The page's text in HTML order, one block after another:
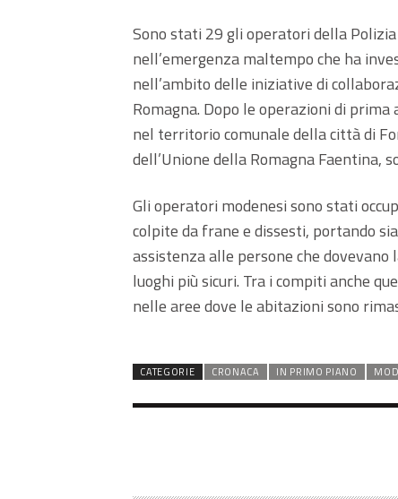
Sono stati 29 gli operatori della
nell’emergenza maltempo che ha
nell’ambito delle iniziative di
Romagna. Dopo le operazioni di
nel territorio comunale della città di
dell’Unione della Romagna Faentina,
Gli operatori modenesi sono stati
colpite da frane e dissesti, portando
assistenza alle persone che
luoghi più sicuri. Tra i compiti anche
nelle aree dove le abitazioni sono
CATEGORIE CRONACA IN PRIMO PIANO